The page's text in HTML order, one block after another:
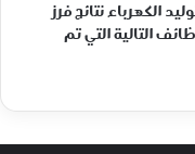
الكهرباء نتائج فرز
التالية التي تم